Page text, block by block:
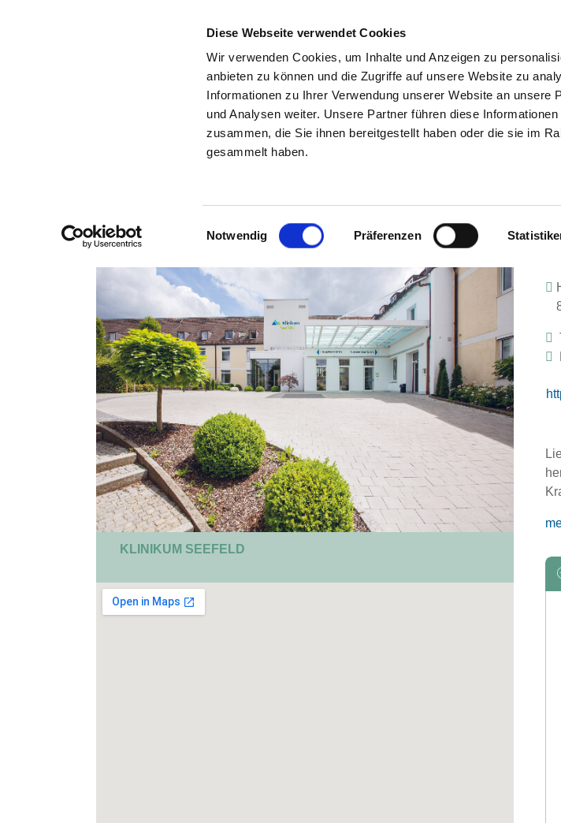
Diese Webseite verwendet Cookies
Wir verwenden Cookies, um Inhalte und Anzeigen zu
anbieten zu können und die Zugriffe auf unsere Website zu
Informationen zu Ihrer Verwendung unserer Website an unsere
und Analysen weiter. Unsere Partner führen diese
zusammen, die Sie ihnen bereitgestellt haben oder die sie im
gesammelt haben.
Einwilligungsauswahl
Notwendig Präferenzen
SUCHEN
Zurück zu den Suchergebnissen
KLINIKUM
KLINIKUM SEEFELD